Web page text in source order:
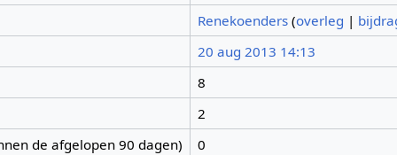
Renekoenders (overleg |
20 aug 2013 14:13
8
2
de afgelopen 90 dagen)
0